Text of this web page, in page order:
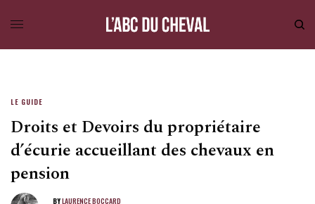
LE GUIDE
Droits et Devoirs du propriétaire
d’écurie accueillant des chevaux en
pension
BYLAURENCE BOCCARD